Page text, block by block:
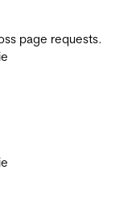
page requests.